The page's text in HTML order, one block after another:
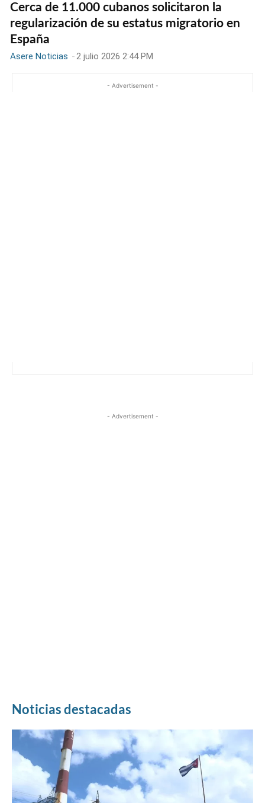
Cerca de 11.000 cubanos solicitaron la
regularización de su estatus migratorio en
España
Asere Noticias -2 julio 2026 2:44 PM
- Advertisement -
- Advertisement -
Noticias destacadas